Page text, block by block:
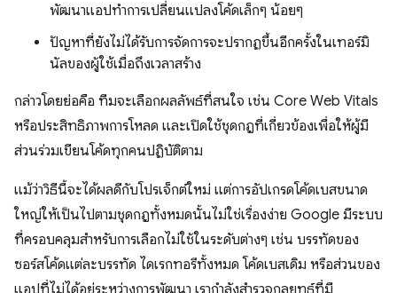
พัฒนาแอปทำการเปลี่ยนแปลงโค้ดเล็กๆ น้อยๆ
ปัญหาที่ยังไม่ได้รับการจัดการจะปรากฏขึ้นอีกครั้งในเทอร์มิ
นัลของผู้ใช้เมื่อถึงเวลาสร้าง
กล่าวโดยย่อคือ ทีมจะเลือกผลลัพธ์ที่สนใจ เช่น Core Web Vitals
หรือประสิทธิภาพการโหลด และเปิดใช้ชุดกฎที่เกี่ยวข้องเพื่อให้ผู้มี
ส่วนร่วมเขียนโค้ดทุกคนปฏิบัติตาม
แม้ว่าวิธีนี้จะได้ผลดีกับโปรเจ็กต์ใหม่ แต่การอัปเกรดโค้ดเบสขนาด
ใหญ่ให้เป็นไปตามชุดกฎทั้งหมดนั้นไม่ใช่เรื่องง่าย Google มีระบบ
ที่ครอบคลุมสำหรับการเลือกไม่ใช้ในระดับต่างๆ เช่น บรรทัดของ
ซอร์สโค้ดแต่ละบรรทัด ไดเรกทอรีทั้งหมด โค้ดเบสเดิม หรือส่วนของ
แอปที่ไม่ได้อยู่ระหว่างการพัฒนา เรากำลังสำรวจกลยุทธ์ที่มี